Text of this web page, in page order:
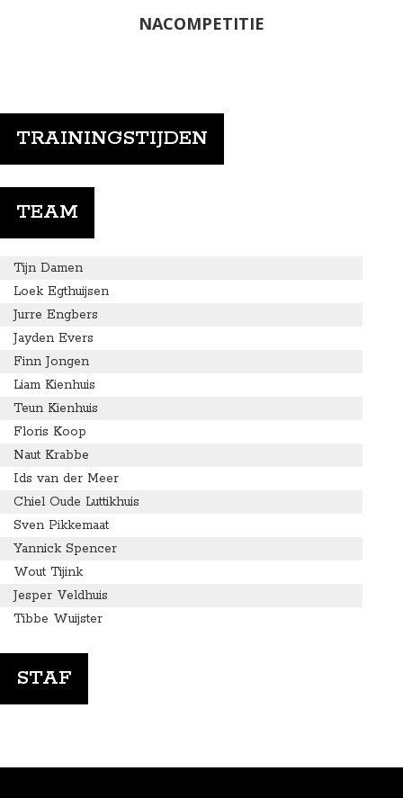
NACOMPETITIE
TRAININGSTIJDEN
TEAM
Tijn Damen
Loek Egthuijsen
Jurre Engbers
Jayden Evers
Finn Jongen
Liam Kienhuis
Teun Kienhuis
Floris Koop
Naut Krabbe
Ids van der Meer
Chiel Oude Luttikhuis
Sven Pikkemaat
Yannick Spencer
Wout Tijink
Jesper Veldhuis
Tibbe Wuijster
STAF